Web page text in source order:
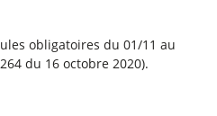
obligatoires du 01/11 au
du 16 octobre 2020)